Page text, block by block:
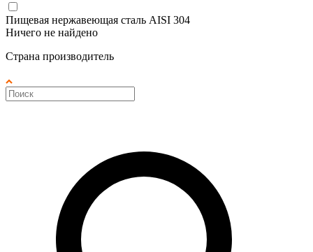
Пищевая нержавеющая сталь AISI 304
Ничего не найдено
Страна производитель